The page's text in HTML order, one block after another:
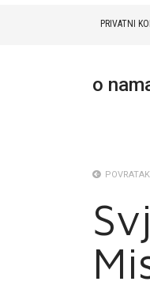
PRIVATNI
o
POVRATAK